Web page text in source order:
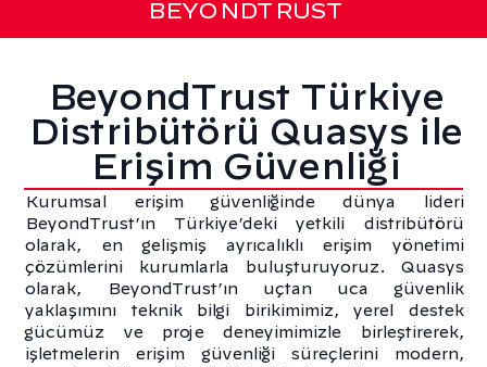
BEYONDTRUST
BeyondTrust Türkiye
Distribütörü Quasys ile
Erişim Güvenliği
Kurumsal erişim güvenliğinde dünya lideri
BeyondTrust’ın Türkiye’deki yetkili distribütörü
olarak, en gelişmiş ayrıcalıklı erişim yönetimi
çözümlerini kurumlarla buluşturuyoruz. Quasys
olarak, BeyondTrust’ın uçtan uca güvenlik
yaklaşımını teknik bilgi birikimimiz, yerel destek
gücümüz ve proje deneyimimizle birleştirerek,
işletmelerin erişim güvenliği süreçlerini modern,